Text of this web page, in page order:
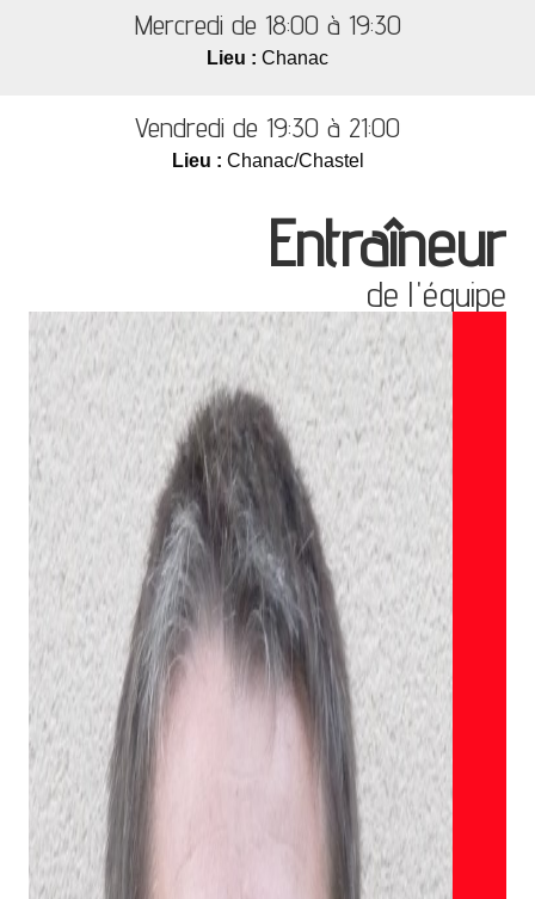
Mercredi de 18:00 à 19:30
Lieu : Chanac
Vendredi de 19:30 à 21:00
Lieu : Chanac/Chastel
Entraîneur
de l'équipe